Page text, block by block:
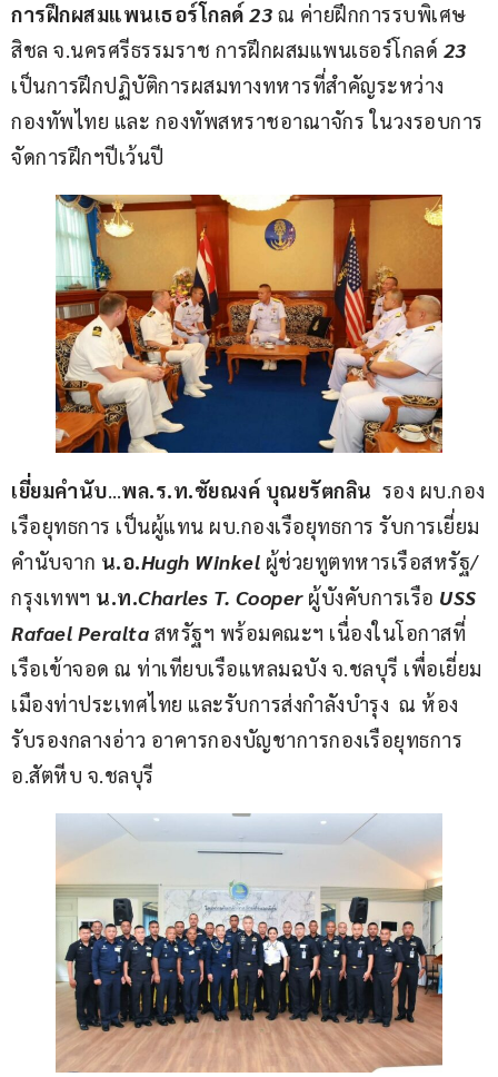
การฝึกผสมแพนเธอร์โกลด์ 23 ณ ค่ายฝึกการรบพิเศษ
สิชล จ.นครศรีธรรมราช การฝึกผสมแพนเธอร์โกลด์ 23
เป็นการฝึกปฏิบัติการผสมทางทหารที่สำคัญระหว่าง
กองทัพไทย และ กองทัพสหราชอาณาจักร ในวงรอบการ
จัดการฝึกฯปีเว้นปี
เยี่ยมคำนับ…พล.ร.ท.ชัยณงค์ บุณยรัตกลิน รอง ผบ.กอง
เรือยุทธการ เป็นผู้แทน ผบ.กองเรือยุทธการ รับการเยี่ยม
คำนับจาก น.อ.Hugh Winkel ผู้ช่วยทูตทหารเรือสหรัฐ/
กรุงเทพฯ น.ท.Charles T. Cooper ผู้บังคับการเรือ USS
Rafael Peralta สหรัฐฯ พร้อมคณะฯ เนื่องในโอกาสที่
เรือเข้าจอด ณ ท่าเทียบเรือแหลมฉบัง จ.ชลบุรี เพื่อเยี่ยม
เมืองท่าประเทศไทย และรับการส่งกำลังบำรุง  ณ ห้อง
รับรองกลางอ่าว อาคารกองบัญชาการกองเรือยุทธการ
อ.สัตหีบ จ.ชลบุรี